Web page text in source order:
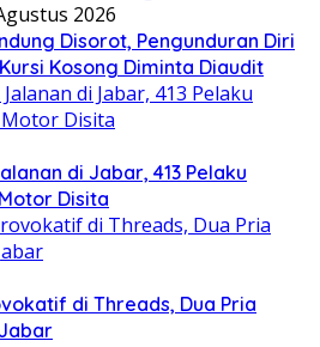
2026
Disorot, Pengunduran Diri
Kosong Diminta Diaudit
di Jabar, 413 Pelaku
Disita
di Threads, Dua Pria